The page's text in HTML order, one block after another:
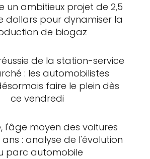
un ambitieux projet de 2,5
dollars pour dynamiser la
de biogaz
de la station-service
: les automobilistes
faire le plein dès
ce vendredi
l'âge moyen des voitures
ans : analyse de l'évolution
parc automobile